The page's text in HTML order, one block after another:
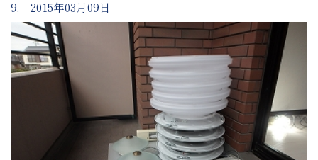
9. 2015年03月09日